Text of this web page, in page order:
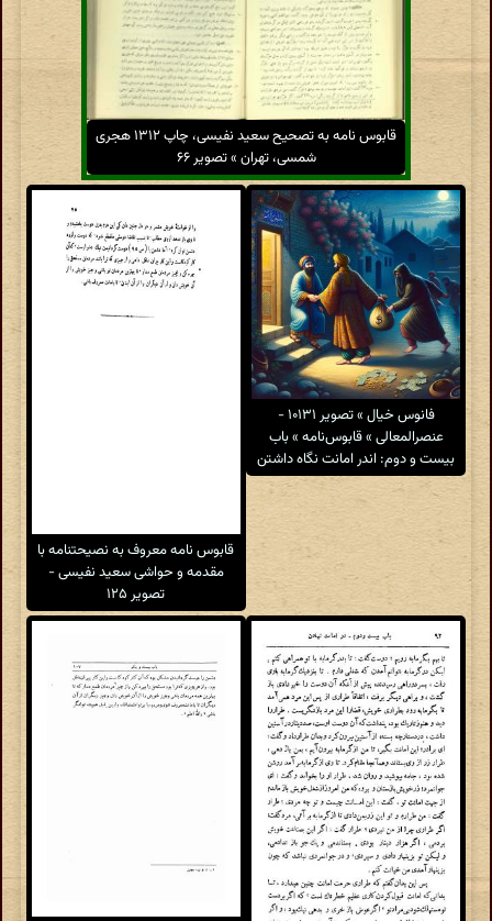
قابوس نامه به تصحیح سعید نفیسی، چاپ ۱۳۱۲ هجری
شمسی، تهران » تصویر ۶۶
فانوس خیال » تصویر ۱۰۱۳۱ -
عنصرالمعالی » قابوس‌نامه » باب
بیست و دوم: اندر امانت نگاه داشتن
قابوس نامه معروف به نصیحتنامه با
مقدمه و حواشی سعید نفیسی -
تصویر ۱۲۵